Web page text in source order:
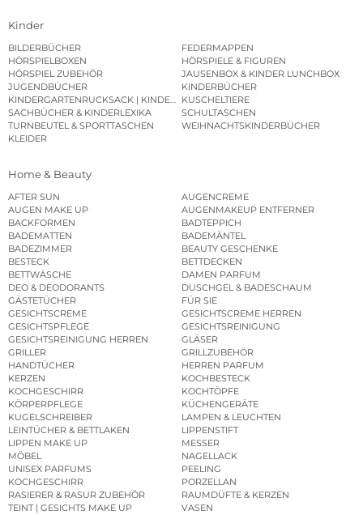
Kinder
BILDERBÜCHER
FEDERMAPPEN
HÖRSPIELBOXEN
HÖRSPIELE & FIGUREN
HÖRSPIEL ZUBEHÖR
JAUSENBOX & KINDER LUNCHBOX
JUGENDBÜCHER
KINDERBÜCHER
KINDERGARTENRUCKSACK | KINDERGARTENBEUTEL
KUSCHELTIERE
SACHBÜCHER & KINDERLEXIKA
SCHULTASCHEN
TURNBEUTEL & SPORTTASCHEN
WEIHNACHTSKINDERBÜCHER
KLEIDER
Home & Beauty
AFTER SUN
AUGENCREME
AUGEN MAKE UP
AUGENMAKEUP ENTFERNER
BACKFORMEN
BADTEPPICH
BADEMATTEN
BADEMÄNTEL
BADEZIMMER
BEAUTY GESCHENKE
BESTECK
BETTDECKEN
BETTWÄSCHE
DAMEN PARFUM
DEO & DEODORANTS
DUSCHGEL & BADESCHAUM
GÄSTETÜCHER
FÜR SIE
GESICHTSCREME
GESICHTSCREME HERREN
GESICHTSPFLEGE
GESICHTSREINIGUNG
GESICHTSREINIGUNG HERREN
GLÄSER
GRILLER
GRILLZUBEHÖR
HANDTÜCHER
HERREN PARFUM
KERZEN
KOCHBESTECK
KOCHGESCHIRR
KOCHTÖPFE
KÖRPERPFLEGE
KÜCHENGERÄTE
KUGELSCHREIBER
LAMPEN & LEUCHTEN
LEINTÜCHER & BETTLAKEN
LIPPENSTIFT
LIPPEN MAKE UP
MESSER
MÖBEL
NAGELLACK
UNISEX PARFUMS
PEELING
KOCHGESCHIRR
PORZELLAN
RASIERER & RASUR ZUBEHÖR
RAUMDÜFTE & KERZEN
TEINT | GESICHTS MAKE UP
VASEN